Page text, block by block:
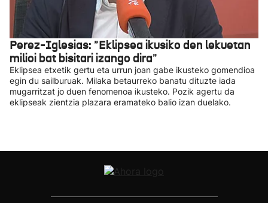
Perez-Iglesias: "Eklipsea ikusiko den lekuetan
milioi bat bisitari izango dira"
Eklipsea etxetik gertu eta urrun joan gabe ikusteko gomendioa
egin du sailburuak. Milaka betaurreko banatu dituzte iada
mugarritzat jo duen fenomenoa ikusteko. Pozik agertu da
eklipseak zientzia plazara eramateko balio izan duelako.